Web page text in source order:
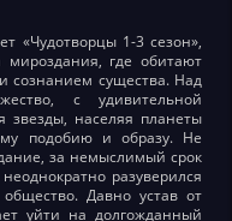
«Чудотворцы 1-3 сезон»,
мироздания, где обитают
сознанием существа. Над
с удивительной
звезды, населяя планеты
подобию и образу. Не
за немыслимый срок
разуверился
Давно устав от
уйти на долгожданный